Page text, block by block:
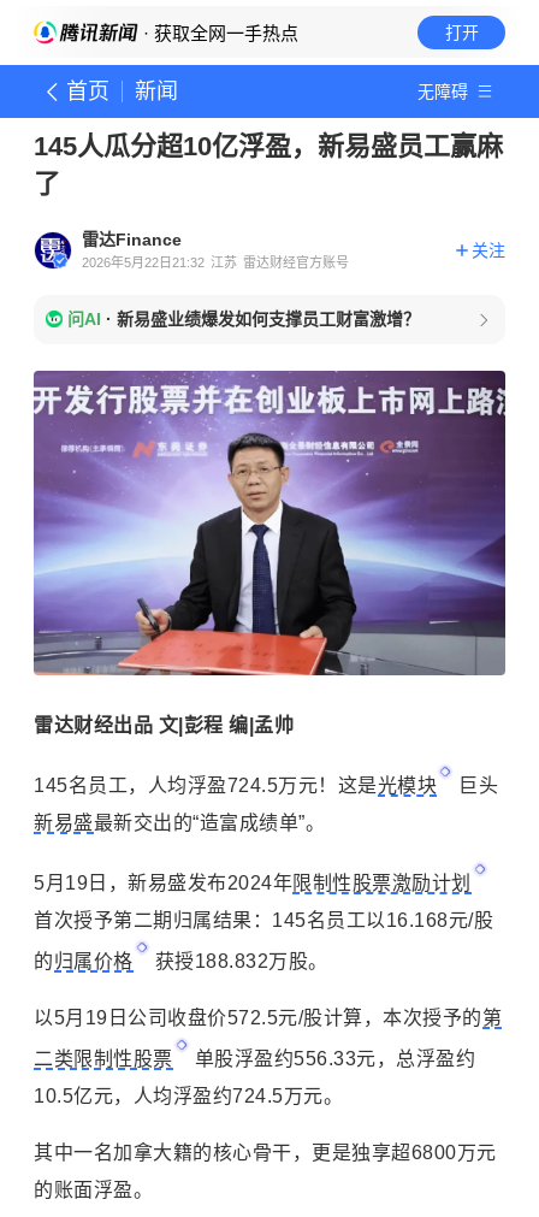
· 获取全网一手热点 打开
首页 新闻 无障碍
145人瓜分超10亿浮盈，新易盛员工赢麻
了
雷达Finance
2026年5月22日21:32 江苏 雷达财经官方账号
关注
问AI · 新易盛业绩爆发如何支撑员工财富激增？
雷达财经出品 文|彭程 编|孟帅
145名员工，人均浮盈724.5万元！这是光模块
巨头
新易盛最新交出的“造富成绩单”。
5月19日，新易盛发布2024年限制性股票激励计划
首次授予第二期归属结果：145名员工以16.168元/股
的归属价格 获授188.832万股。
以5月19日公司收盘价572.5元/股计算，本次授予的第
二类限制性股票
单股浮盈约556.33元，总浮盈约
10.5亿元，人均浮盈约724.5万元。
其中一名加拿大籍的核心骨干，更是独享超6800万元
的账面浮盈。